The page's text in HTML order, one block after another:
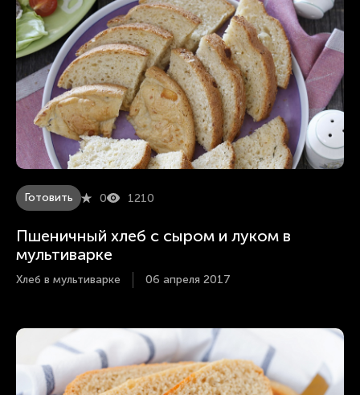
Готовить 0 1210
Пшеничный хлеб с сыром и луком в
мультиварке
Хлеб в мультиварке 06 апреля 2017